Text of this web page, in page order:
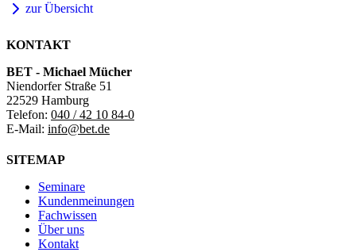
zur Übersicht
KONTAKT
BET - Michael Mücher
Niendorfer Straße 51
22529 Hamburg
Telefon: 040 / 42 10 84-0
E-Mail: info@bet.de
SITEMAP
Seminare
Kundenmeinungen
Fachwissen
Über uns
Kontakt